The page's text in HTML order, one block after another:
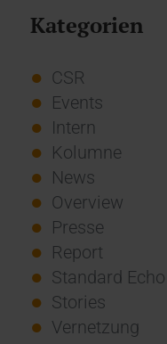
Kategorien
CSR
Events
Intern
Kolumne
News
Overview
Presse
Report
Standard Echo
Stories
Vernetzung